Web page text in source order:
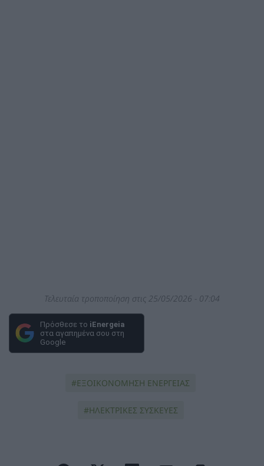
Τελευταία τροποποίηση στις 25/05/2026 - 07:04
Πρόσθεσε το iEnergeia
στα αγαπημένα σου στη
Google
ΕΞΟΙΚΟΝΟΜΗΣΗ ΕΝΕΡΓΕΙΑΣ
ΗΛΕΚΤΡΙΚΕΣ ΣΥΣΚΕΥΕΣ